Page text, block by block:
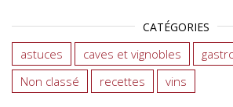
CATÉGORIES
astuces caves et vignobles
Non classé
recettes vins